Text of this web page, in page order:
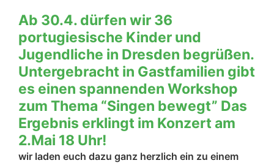
Ab 30.4. dürfen wir 36
portugiesische Kinder und
Jugendliche in Dresden begrüßen.
Untergebracht in Gastfamilien gibt
es einen spannenden Workshop
zum Thema “Singen bewegt” Das
Ergebnis erklingt im Konzert am
2.Mai 18 Uhr!
wir laden euch dazu ganz herzlich ein zu einem